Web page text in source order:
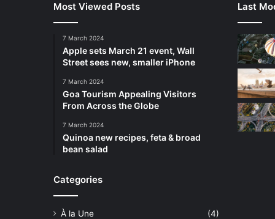
Most Viewed Posts
7 March 2024
Apple sets March 21 event, Wall
Street sees new, smaller iPhone
7 March 2024
Goa Tourism Appealing Visitors
From Across the Globe
7 March 2024
Quinoa new recipes, feta & broad
bean salad
Categories
À la Une
(4)
Last